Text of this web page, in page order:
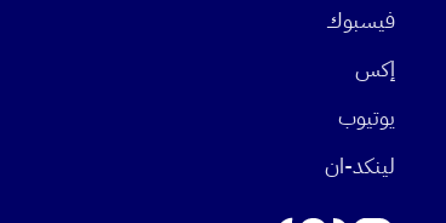
فيسبوك
إكس
يوتيوب
لينكد-ان